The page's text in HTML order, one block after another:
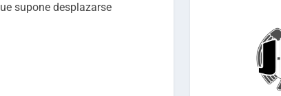
supone desplazarse